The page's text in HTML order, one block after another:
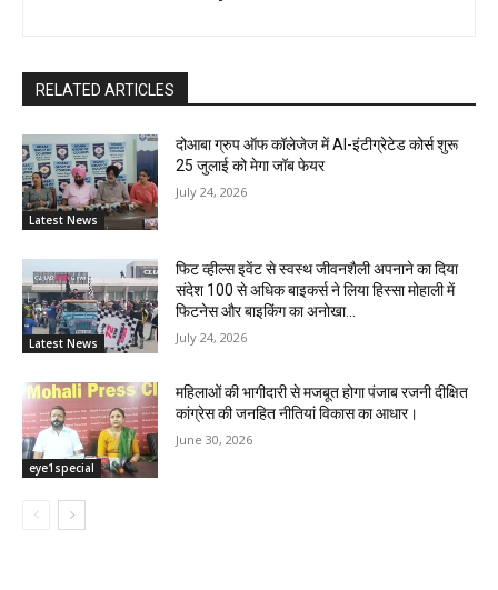
RELATED ARTICLES
Latest News
दोआबा ग्रुप ऑफ कॉलेजेज में AI-इंटीग्रेटेड कोर्स शुरू
25 जुलाई को मेगा जॉब फेयर
July 24, 2026
Latest News
फिट व्हील्स इवेंट से स्वस्थ जीवनशैली अपनाने का दिया
संदेश 100 से अधिक बाइकर्स ने लिया हिस्सा मोहाली में
फिटनेस और बाइकिंग का अनोखा...
July 24, 2026
eye1special
महिलाओं की भागीदारी से मजबूत होगा पंजाब रजनी दीक्षित
कांग्रेस की जनहित नीतियां विकास का आधार।
June 30, 2026